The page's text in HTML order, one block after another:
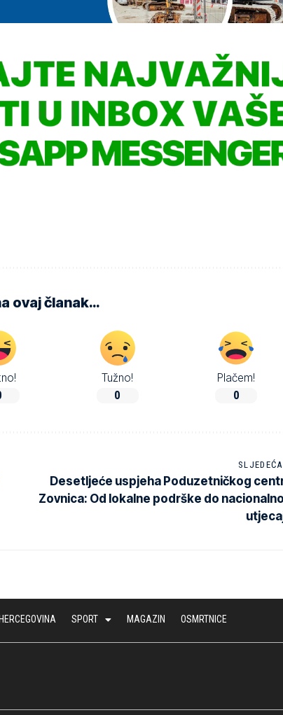
ovaj članak…
Tužno!
0
Plačem!
0
Desetljeće uspjeha Poduzetničkog
Zovnica: Od lokalne podrške do
HERCEGOVINA SPORT MAGAZIN OSMRTNICE